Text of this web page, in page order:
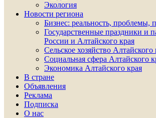
Экология
Новости региона
Бизнес: реальность, проблемы,
Государственные праздники и
России и Алтайского края
Сельское хозяйство Алтайского
Социальная сфера Алтайского
Экономика Алтайского края
В стране
Объявления
Реклама
Подписка
О нас